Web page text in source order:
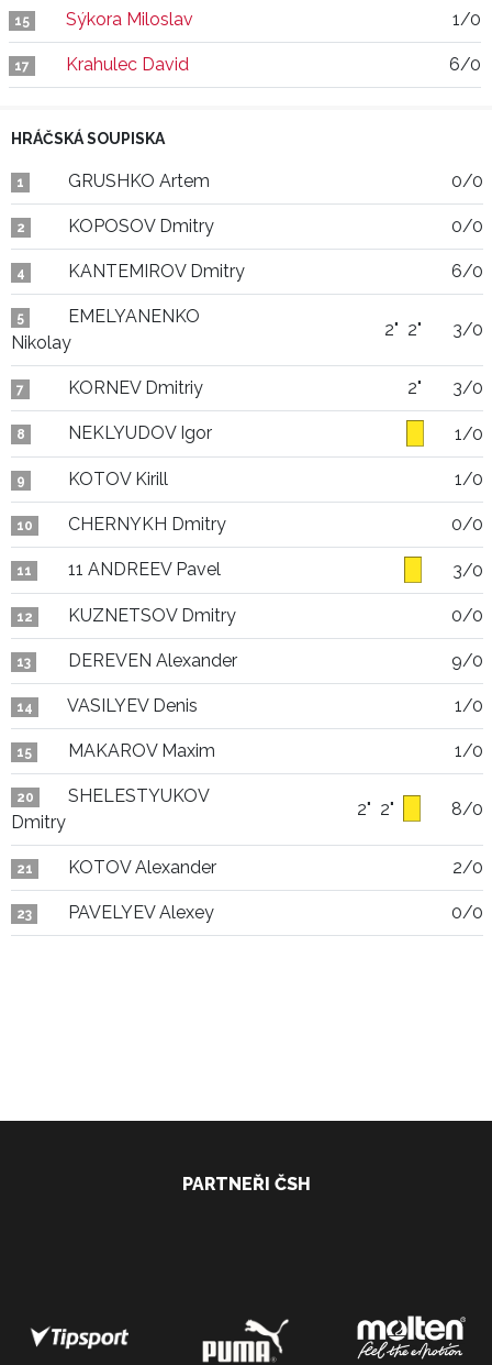
15 Sýkora Miloslav 1/0
17 Krahulec David 6/0
HRÁČSKÁ SOUPISKA
1 GRUSHKO Artem 0/0
2 KOPOSOV Dmitry 0/0
4 KANTEMIROV Dmitry 6/0
5
EMELYANENKO
Nikolay
2" 2" 3/0
7 KORNEV Dmitriy 2" 3/0
8 NEKLYUDOV Igor 1/0
9 KOTOV Kirill 1/0
10 CHERNYKH Dmitry 0/0
11 11 ANDREEV Pavel 3/0
12 KUZNETSOV Dmitry 0/0
13 DEREVEN Alexander 9/0
14 VASILYEV Denis 1/0
15 MAKAROV Maxim 1/0
20
SHELESTYUKOV
Dmitry
2" 2" 8/0
21 KOTOV Alexander 2/0
23 PAVELYEV Alexey 0/0
PARTNEŘI ČSH